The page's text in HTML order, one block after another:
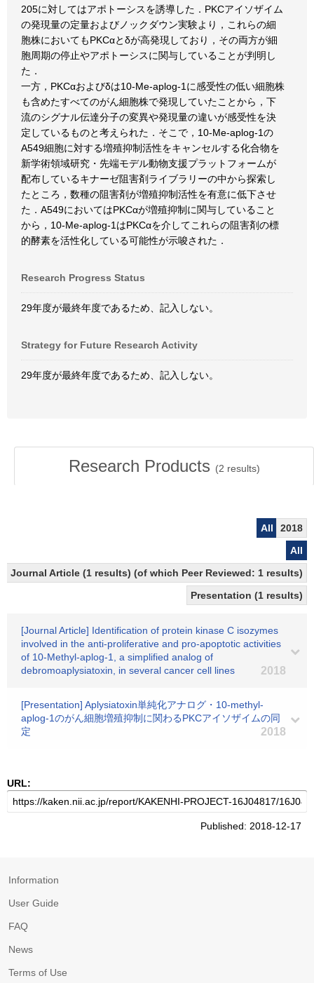
205に対してはアポトーシスを誘導した．PKCアイソザイム
の発現量の定量およびノックダウン実験より，これらの細
胞株においてもPKCαとδが高発現しており，その両方が細
胞周期の停止やアポトーシスに関与していることが判明し
た．
一方，PKCαおよびδは10-Me-aplog-1に感受性の低い細胞株
も含めたすべてのがん細胞株で発現していたことから，下
流のシグナル伝達分子の変異や発現量の違いが感受性を決
定しているものと考えられた．そこで，10-Me-aplog-1の
A549細胞に対する増殖抑制活性をキャンセルする化合物を
新学術領域研究・先端モデル動物支援プラットフォームが
配布しているキナーゼ阻害剤ライブラリーの中から探索し
たところ，数種の阻害剤が増殖抑制活性を有意に低下させ
た．A549においてはPKCαが増殖抑制に関与していること
から，10-Me-aplog-1はPKCαを介してこれらの阻害剤の標
的酵素を活性化している可能性が示唆された．
Research Progress Status
29年度が最終年度であるため、記入しない。
Strategy for Future Research Activity
29年度が最終年度であるため、記入しない。
Research Products (2 results)
All
2018
All
Journal Article (1 results) (of which Peer Reviewed: 1 results)
Presentation (1 results)
[Journal Article] Identification of protein kinase C isozymes
involved in the anti-proliferative and pro-apoptotic activities
of 10-Methyl-aplog-1, a simplified analog of
debromoaplysiatoxin, in several cancer cell lines
2018
[Presentation] Aplysiatoxin単純化アナログ・10-methyl-
aplog-1のがん細胞増殖抑制に関わるPKCアイソザイムの同
定
2018
URL:
Published: 2018-12-17
Information
User Guide
FAQ
News
Terms of Use